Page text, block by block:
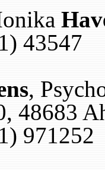
43547
,
48683
971252